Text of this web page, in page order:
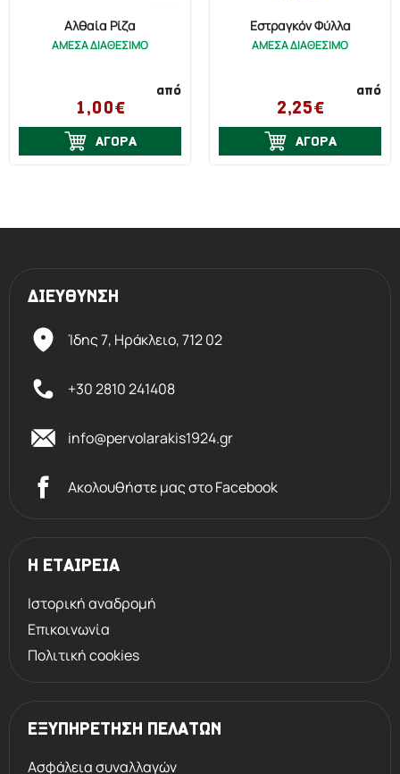
Αλθαία Ρίζα
ΑΜΕΣΑ ΔΙΑΘΕΣΙΜΟ
από
1,00€
ΑΓΟΡΑ
Εστραγκόν Φύλλα
ΑΜΕΣΑ ΔΙΑΘΕΣΙΜΟ
από
2,25€
ΑΓΟΡΑ
ΔΙΕΥΘΥΝΣΗ
Ίδης 7, Ηράκλειο,712 02
+30 2810 241408
info@pervolarakis1924.gr
Ακολουθήστε μας στο Facebook
Η ΕΤΑΙΡΕΙΑ
Ιστορική αναδρομή
Επικοινωνία
Πολιτική cookies
ΕΞΥΠΗΡΕΤΗΣΗ ΠΕΛΑΤΩΝ
Ασφάλεια συναλλαγών